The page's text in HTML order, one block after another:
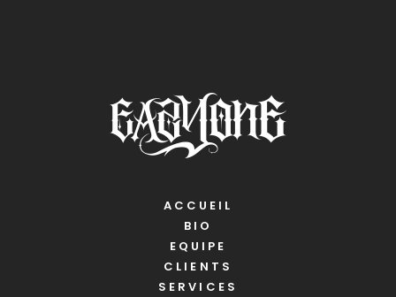
ACCUEIL
BIO
EQUIPE
CLIENTS
SERVICES